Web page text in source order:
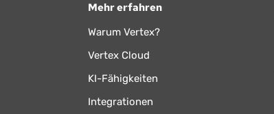
Mehr erfahren
Warum Vertex?
Vertex Cloud
KI-Fähigkeiten
Integrationen